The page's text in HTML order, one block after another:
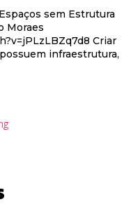
sem Estrutura
Moraes
Criar
infraestrutura,